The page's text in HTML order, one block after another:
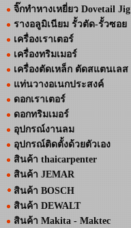
จิ๊กทำหางเหยี่ยว Dovetail Jig
รางอลูมิเนียม รั้วตัด-รั้วซอย
เครื่องเราเตอร์
เครื่องทริมเมอร์
เครื่องตัดเหล็ก ตัดสแตนเลส
แท่นวางอเนกประสงค์
ดอกเราเตอร์
ดอกทริมเมอร์
อุปกรณ์งานลม
อุปกรณ์ติดตั้งด้วยตัวเอง
สินค้า thaicarpenter
สินค้า JEMAR
สินค้า BOSCH
สินค้า DEWALT
สินค้า Makita - Maktec